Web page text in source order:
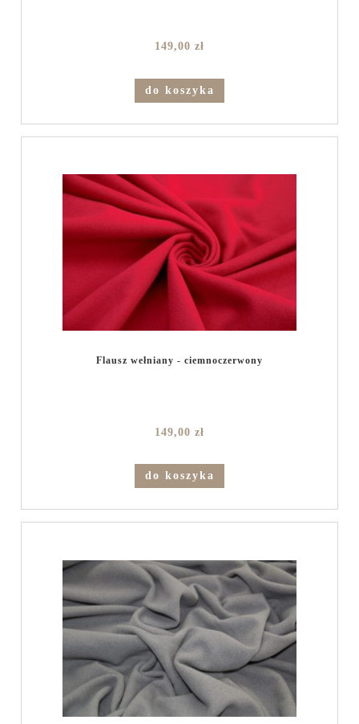
149,00 zł
do koszyka
Flausz wełniany - ciemnoczerwony
149,00 zł
do koszyka